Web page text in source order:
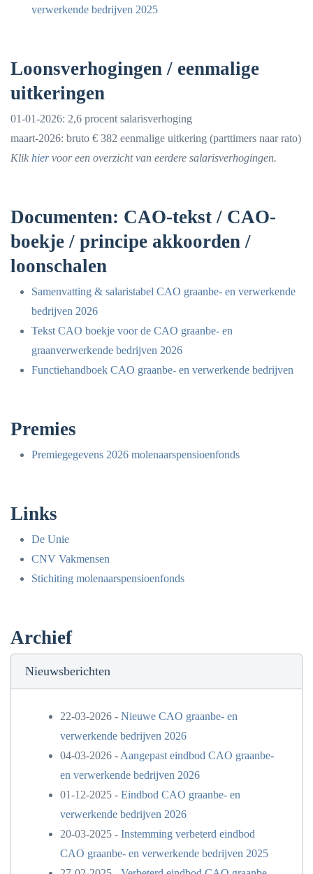
verwerkende bedrijven 2025
Loonsverhogingen / eenmalige
uitkeringen
01-01-2026: 2,6 procent salarisverhoging
maart-2026: bruto € 382 eenmalige uitkering (parttimers naar rato)
Klik hiervoor een overzicht van eerdere salarisverhogingen.
Documenten: CAO-tekst / CAO-
boekje / principe akkoorden /
loonschalen
Samenvatting & salaristabel CAO graanbe- en verwerkende
bedrijven 2026
Tekst CAO boekje voor de CAO graanbe- en
graanverwerkende bedrijven 2026
Functiehandboek CAO graanbe- en verwerkende bedrijven
Premies
Premiegegevens 2026 molenaarspensioenfonds
Links
De Unie
CNV Vakmensen
Stichiting molenaarspensioenfonds
Archief
Nieuwsberichten
22-03-2026 - Nieuwe CAO graanbe- en
verwerkende bedrijven 2026
04-03-2026 - Aangepast eindbod CAO graanbe-
en verwerkende bedrijven 2026
01-12-2025 - Eindbod CAO graanbe- en
verwerkende bedrijven 2026
20-03-2025 - Instemming verbeterd eindbod
CAO graanbe- en verwerkende bedrijven 2025